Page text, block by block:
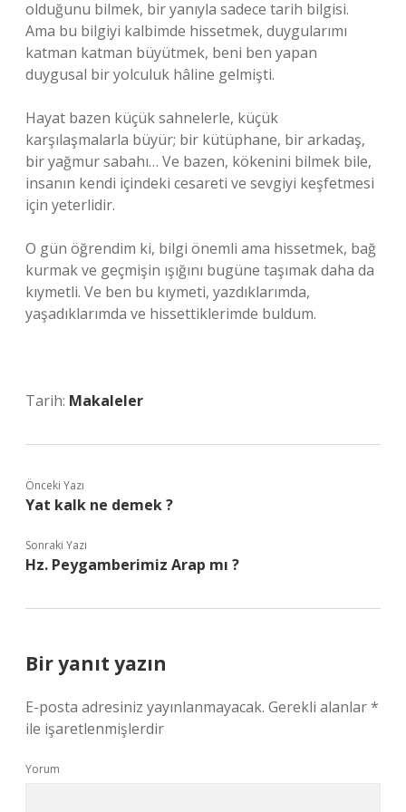
olduğunu bilmek, bir yanıyla sadece tarih bilgisi.
Ama bu bilgiyi kalbimde hissetmek, duygularımı
katman katman büyütmek, beni ben yapan
duygusal bir yolculuk hâline gelmişti.
Hayat bazen küçük sahnelerle, küçük
karşılaşmalarla büyür; bir kütüphane, bir arkadaş,
bir yağmur sabahı… Ve bazen, kökenini bilmek bile,
insanın kendi içindeki cesareti ve sevgiyi keşfetmesi
için yeterlidir.
O gün öğrendim ki, bilgi önemli ama hissetmek, bağ
kurmak ve geçmişin ışığını bugüne taşımak daha da
kıymetli. Ve ben bu kıymeti, yazdıklarımda,
yaşadıklarımda ve hissettiklerimde buldum.
Tarih: Makaleler
Önceki Yazı
Yat kalk ne demek ?
Sonraki Yazı
Hz. Peygamberimiz Arap mı ?
Bir yanıt yazın
E-posta adresiniz yayınlanmayacak. Gerekli alanlar*
ile işaretlenmişlerdir
Yorum